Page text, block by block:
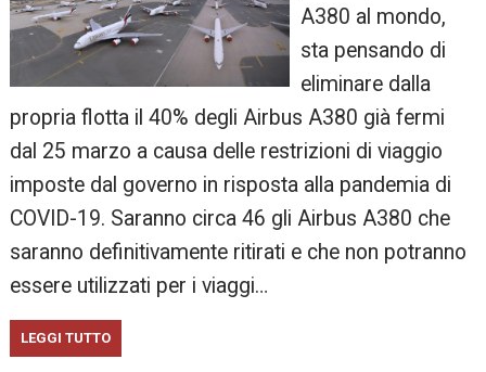
A380 al mondo,
sta pensando di
eliminare dalla
propria flotta il 40% degli Airbus A380 già fermi
dal 25 marzo a causa delle restrizioni di viaggio
imposte dal governo in risposta alla pandemia di
COVID-19. Saranno circa 46 gli Airbus A380 che
saranno definitivamente ritirati e che non potranno
essere utilizzati per i viaggi…
LEGGI TUTTO